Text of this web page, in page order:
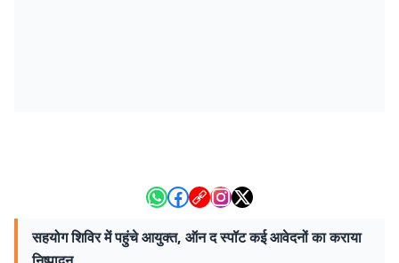
सहयोग शिविर में पहुंचे आयुक्त, ऑन द स्पॉट कई आवेदनों का कराया